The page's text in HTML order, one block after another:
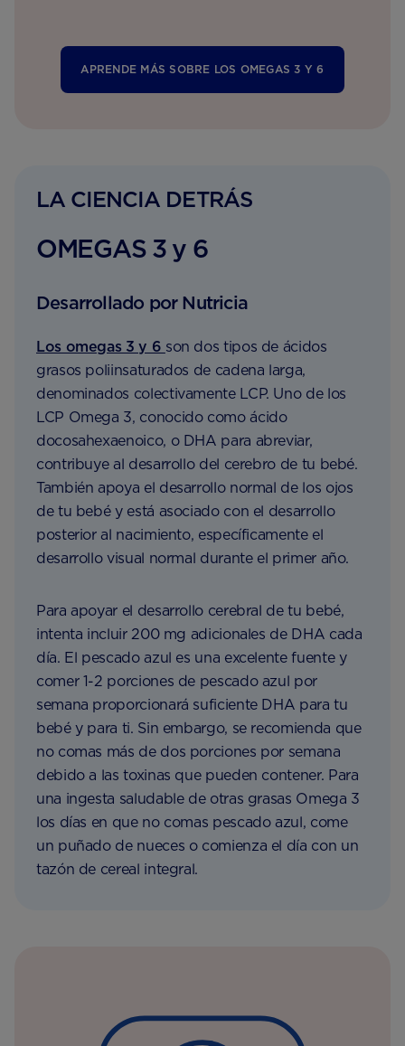
APRENDE MÁS SOBRE LOS OMEGAS 3 Y 6
LA CIENCIA DETRÁS
OMEGAS 3 y 6
Desarrollado por Nutricia
Los omegas 3 y 6 son dos tipos de ácidos
grasos poliinsaturados de cadena larga,
denominados colectivamente LCP. Uno de los
LCP Omega 3, conocido como ácido
docosahexaenoico, o DHA para abreviar,
contribuye al desarrollo del cerebro de tu bebé.
También apoya el desarrollo normal de los ojos
de tu bebé y está asociado con el desarrollo
posterior al nacimiento, específicamente el
desarrollo visual normal durante el primer año.
Para apoyar el desarrollo cerebral de tu bebé,
intenta incluir 200 mg adicionales de DHA cada
día. El pescado azul es una excelente fuente y
comer 1-2 porciones de pescado azul por
semana proporcionará suficiente DHA para tu
bebé y para ti. Sin embargo, se recomienda que
no comas más de dos porciones por semana
debido a las toxinas que pueden contener. Para
una ingesta saludable de otras grasas Omega 3
los días en que no comas pescado azul, come
un puñado de nueces o comienza el día con un
tazón de cereal integral.